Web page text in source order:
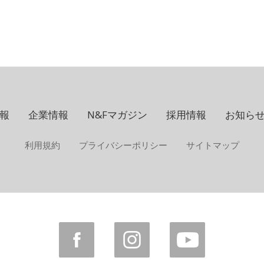
企業情報 N&Fマガジン 採用情報 お知ら
利用規約 プライバシーポリシー サイトマップ